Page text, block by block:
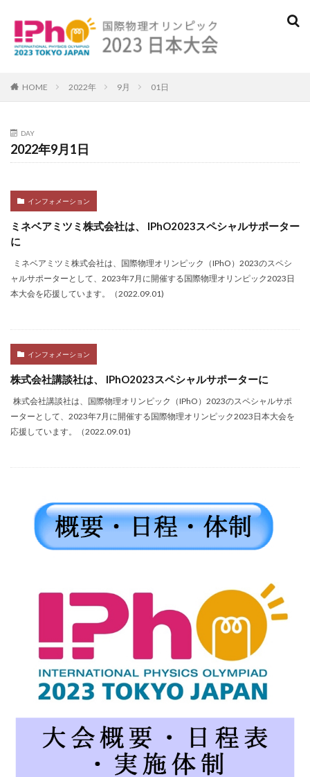
HOME 2022年 9月 01日
DAY
2022年9月1日
インフォメーション
ミネベアミツミ株式会社は、 IPhO2023スペシャルサポーター
に
ミネベアミツミ株式会社は、国際物理オリンピック（IPhO）2023のスペシ
ャルサポーターとして、2023年7月に開催する国際物理オリンピック2023日
本大会を応援しています。（2022.09.01)
インフォメーション
株式会社講談社は、 IPhO2023スペシャルサポーターに
株式会社講談社は、国際物理オリンピック（IPhO）2023のスペシャルサポ
ーターとして、2023年7月に開催する国際物理オリンピック2023日本大会を
応援しています。（2022.09.01)
検索